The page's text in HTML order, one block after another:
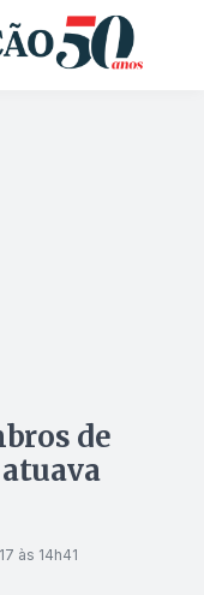
de
às 14h41